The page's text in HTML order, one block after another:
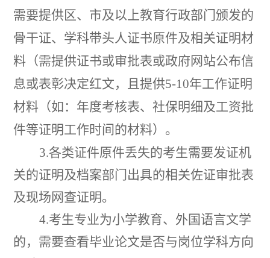
需要提供区、市及以上教育行政部门颁发的
骨干证、学科带头人证书原件及相关证明材
料（需提供证书或审批表或政府网站公布信
息或表彰决定红文，且提供5-10年工作证明
材料（如： 年度考核表、社保明细及工资批
件等证明工作时间的材料）。
3.各类证件原件丢失的考生需要发证机
关的证明及档案部门出具的相关佐证审批表
及现场网查证明。
4.考生专业为小学教育、外国语言文学
的，需要查看毕业论文是否与岗位学科方向